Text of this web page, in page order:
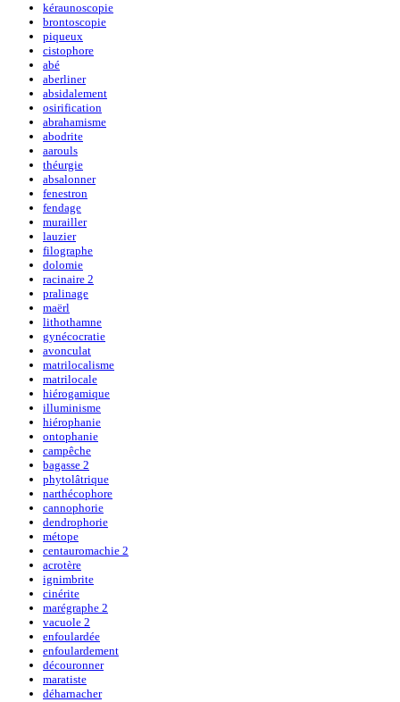
kéraunoscopie
brontoscopie
piqueux
cistophore
abé
aberliner
absidalement
osirification
abrahamisme
abodrite
aarouls
théurgie
absalonner
fenestron
fendage
murailler
lauzier
filographe
dolomie
racinaire 2
pralinage
maërl
lithothamne
gynécocratie
avonculat
matrilocalisme
matrilocale
hiérogamique
illuminisme
hiérophanie
ontophanie
campêche
bagasse 2
phytolâtrique
narthécophore
cannophorie
dendrophorie
métope
centauromachie 2
acrotère
ignimbrite
cinérite
marégraphe 2
vacuole 2
enfoulardée
enfoulardement
découronner
maratiste
déharnacher